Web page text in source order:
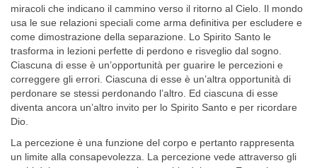
miracoli che indi­cano il cammino verso il ritorno al Cielo. Il mondo
usa le sue relazioni speciali come arma definitiva per escludere e
come dimostrazione della separazione. Lo Spirito Santo le
trasforma in lezioni perfette di perdono e risveglio dal sogno.
Ciascuna di esse è un’opportunità per guarire le percezioni e
correggere gli errori. Ciascuna di esse è un’altra opportuni­tà di
perdonare se stessi perdonando l’altro. Ed ciascuna di esse
diventa ancora un’altro invito per lo Spirito Santo e per ricordare
Dio.
La percezione è una funzione del corpo e pertanto rappresenta
un limite alla consapevolezza. La percezione vede attraverso gli